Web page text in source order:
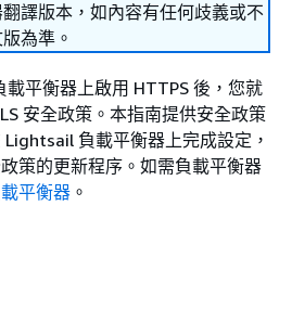
譯版本，如內容有任何歧義或不
為準。
平衡器上啟用 HTTPS 後，您就
安全政策。本指南提供安全政策
負載平衡器上完成設定，
策的更新程序。如需負載平衡器
平衡器 。